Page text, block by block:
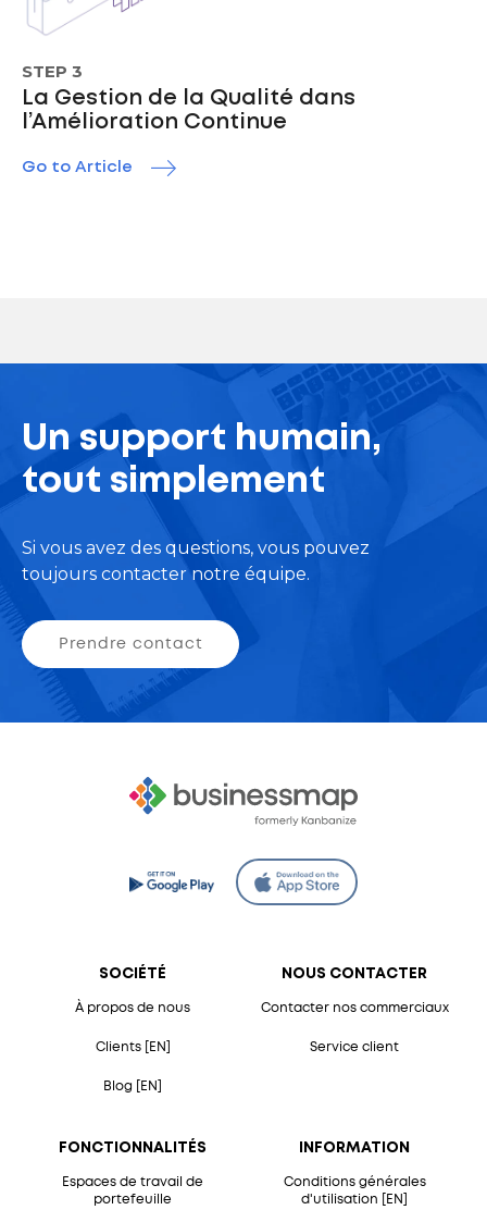
STEP 3
La Gestion de la Qualité dans
l’Amélioration Continue
Go to Article
Un support humain,
tout simplement
Si vous avez des questions, vous pouvez
toujours contacter notre équipe.
Prendre contact
SOCIÉTÉ
À propos de nous
Clients [EN]
Blog [EN]
FONCTIONNALITÉS
Espaces de travail de
portefeuille
INFORMATION
Conditions générales
d'utilisation [EN]
NOUS CONTACTER
Contacter nos commerciaux
Service client